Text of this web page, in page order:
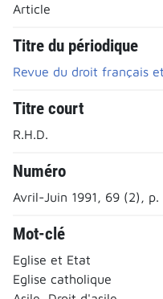
Article
Titre du périodique
Revue du droit français
Titre court
R.H.D.
Numéro
Avril-Juin 1991, 69 (2), p.
Mot-clé
Eglise et Etat
Eglise catholique